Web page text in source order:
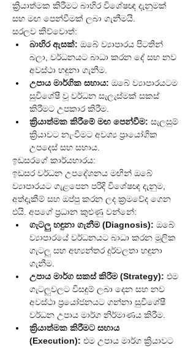
ක්‍රියාත්මක කිරීමට බාහිර විශේෂඥ දැනුමක්
සහ මඟ පෙන්වීමක් ලබා ගැනීමයි.
සරලව කිව්වොත්:
බාහිර ඇසක්: ඔබේ ව්‍යාපාරය පිටතින්
බලා, වර්ධනයට බාධා කරන දේ සහ නව
අවස්ථා හඳුනා ගැනීම.
උපාය මාර්ගික සහාය: ඔබේ ව්‍යාපාරයටම
සුවිශේෂී වූ වර්ධන සැලැස්මක් සකස්
කිරීමට උපකාර කිරීම.
ක්‍රියාත්මක කිරීමේ මඟ පෙන්වීම: සැලසුම්
ක්‍රියාවට නැංවීමට අවශ්‍ය ප්‍රායෝගික
උපදෙස් සහ සහාය.
ඉඩසරගේ කාර්යභාරය:
ඉඩසර වර්ධන උපදේශනය මඟින් ඔබේ
ව්‍යාපාරයට ගැළපෙන පරිදි විශේෂඥ දැනුම,
අත්දැකීම් සහ ඔප්පු කරන ලද ක්‍රමවේද ගෙන
එයි. අපගේ ප්‍රධාන කුළුණු වන්නේ:
ගැටලු හඳුනා ගැනීම (Diagnosis): ඔබේ
ව්‍යාපාරයේ වර්ධනයට බාධා කරන මූලික
ගැටලු සහ අභ්‍යන්තර දුර්වලතා හඳුනා
ගැනීම.
උපාය මාර්ග සකස් කිරීම (Strategy): එම
ගැටලුවලට විසඳුම් ලබා දෙන සහ නව
අවස්ථා ප්‍රයෝජනයට ගන්නා සුවිශේෂී
වර්ධන උපාය මාර්ග නිර්මාණය කිරීම.
ක්‍රියාත්මක කිරීමට සහාය
(Execution): එම උපාය මාර්ග ක්‍රියාවට